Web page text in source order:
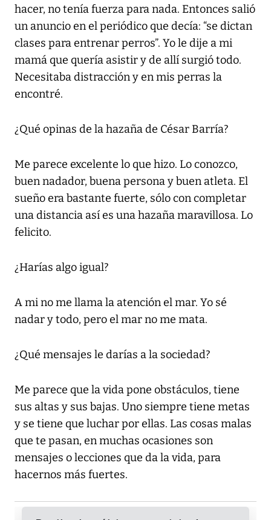
hacer, no tenía fuerza para nada. Entonces salió
un anuncio en el periódico que decía: “se dictan
clases para entrenar perros”. Yo le dije a mi
mamá que quería asistir y de allí surgió todo.
Necesitaba distracción y en mis perras la
encontré.
¿Qué opinas de la hazaña de César Barría?
Me parece excelente lo que hizo. Lo conozco,
buen nadador, buena persona y buen atleta. El
sueño era bastante fuerte, sólo con completar
una distancia así es una hazaña maravillosa. Lo
felicito.
¿Harías algo igual?
A mi no me llama la atención el mar. Yo sé
nadar y todo, pero el mar no me mata.
¿Qué mensajes le darías a la sociedad?
Me parece que la vida pone obstáculos, tiene
sus altas y sus bajas. Uno siempre tiene metas
y se tiene que luchar por ellas. Las cosas malas
que te pasan, en muchas ocasiones son
mensajes o lecciones que da la vida, para
hacernos más fuertes.